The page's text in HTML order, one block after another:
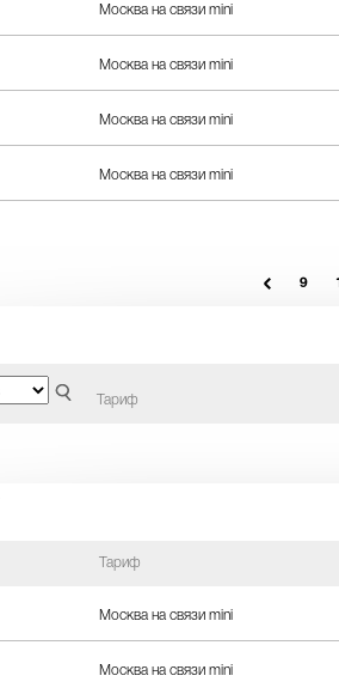
Москва на связи mini
Москва на связи mini
Москва на связи mini
Москва на связи mini
9
Тариф
Тариф
Москва на связи mini
Москва на связи mini